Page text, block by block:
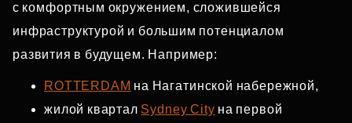
с комфортным окружением, сложившейся
инфраструктурой и большим потенциалом
развития в будущем. Например:
ROTTERDAM на Нагатинской набережной,
жилой квартал Sydney City на первой